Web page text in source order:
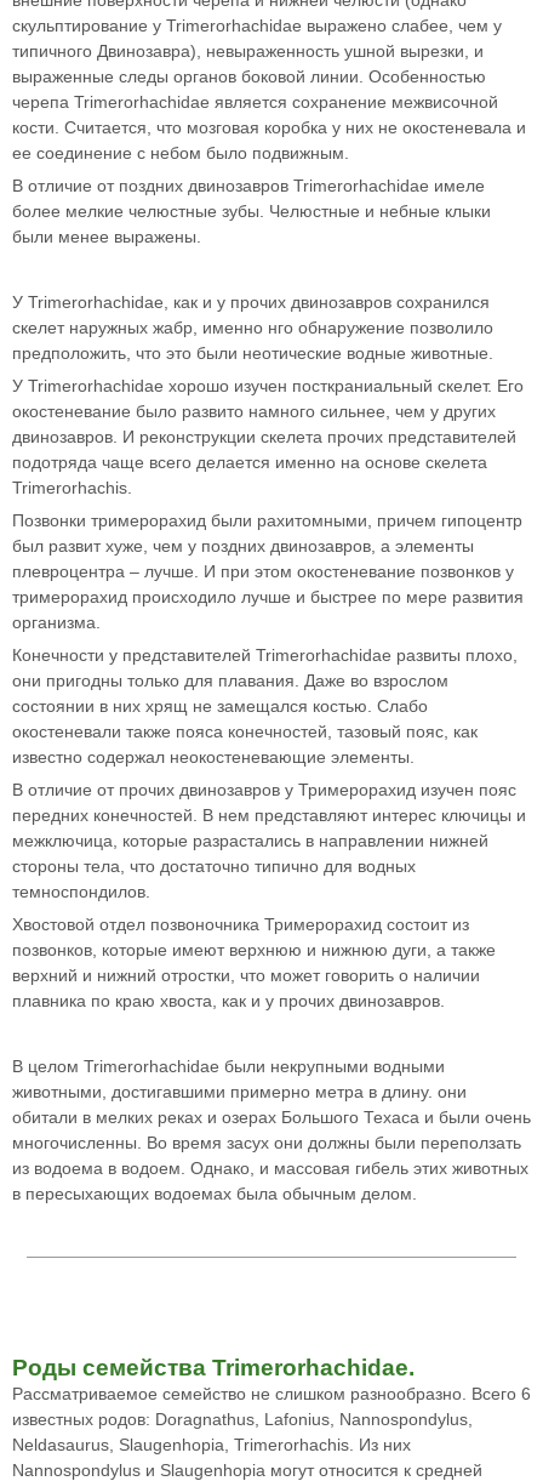
скульптирование у Trimerorhachidae выражено слабее, чем у
типичного Двинозавра), невыраженность ушной вырезки, и
выраженные следы органов боковой линии. Особенностью
черепа Trimerorhachidae является сохранение межвисочной
кости. Считается, что мозговая коробка у них не окостеневала и
ее соединение с небом было подвижным.
В отличие от поздних двинозавров Trimerorhachidae имеле
более мелкие челюстные зубы. Челюстные и небные клыки
были менее выражены.
У Trimerorhachidae, как и у прочих двинозавров сохранился
скелет наружных жабр, именно нго обнаружение позволило
предположить, что это были неотические водные животные.
У Trimerorhachidae хорошо изучен посткраниальный скелет. Его
окостеневание было развито намного сильнее, чем у других
двинозавров. И реконструкции скелета прочих представителей
подотряда чаще всего делается именно на основе скелета
Trimerorhachis.
Позвонки тримерорахид были рахитомными, причем гипоцентр
был развит хуже, чем у поздних двинозавров, а элементы
плевроцентра – лучше. И при этом окостеневание позвонков у
тримерорахид происходило лучше и быстрее по мере развития
организма.
Конечности у представителей Trimerorhachidae развиты плохо,
они пригодны только для плавания. Даже во взрослом
состоянии в них хрящ не замещался костью. Слабо
окостеневали также пояса конечностей, тазовый пояс, как
известно содержал неокостеневающие элементы.
В отличие от прочих двинозавров у Тримерорахид изучен пояс
передних конечностей. В нем представляют интерес ключицы и
межключица, которые разрастались в направлении нижней
стороны тела, что достаточно типично для водных
темноспондилов.
Хвостовой отдел позвоночника Тримерорахид состоит из
позвонков, которые имеют верхнюю и нижнюю дуги, а также
верхний и нижний отростки, что может говорить о наличии
плавника по краю хвоста, как и у прочих двинозавров.
В целом Trimerorhachidae были некрупными водными
животными, достигавшими примерно метра в длину. они
обитали в мелких реках и озерах Большого Техаса и были очень
многочисленны. Во время засух они должны были переползать
из водоема в водоем. Однако, и массовая гибель этих животных
в пересыхающих водоемах была обычным делом.
Роды семейства Trimerorhachidae.
Рассматриваемое семейство не слишком разнообразно. Всего 6
известных родов: Doragnathus, Lafonius, Nannospondylus,
Neldasaurus, Slaugenhopia, Trimerorhachis. Из них
Nannospondylus и Slaugenhopia могут относится к средней